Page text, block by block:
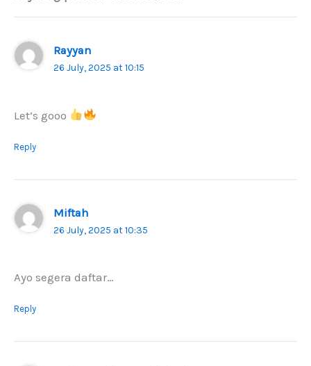
Rayyan
26 July, 2025 at 10:15
Let’s gooo
Reply
Miftah
26 July, 2025 at 10:35
Ayo segera daftar…
Reply